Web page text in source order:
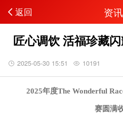
返回 资讯
匠心调饮 活福珍藏
2025-05-30 15:51 10191
2025年度The Wonderful
赛圆满